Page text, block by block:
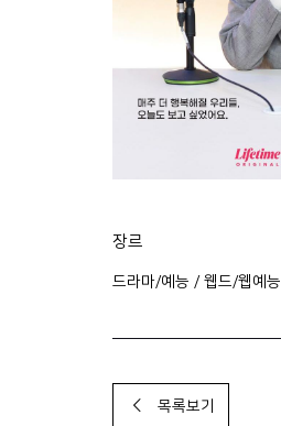
장르
드라마/예능 / 웹드/웹예능
목록보기